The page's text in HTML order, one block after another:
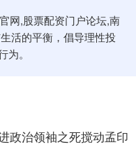
网,股票配资门户论坛,南
活的平衡，倡导理性投
。
政治领袖之死搅动孟印